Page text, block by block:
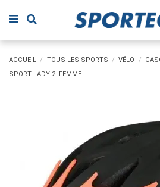
ACCUEIL TOUS LES SPORTS VÉLO
SPORT LADY 2. FEMME